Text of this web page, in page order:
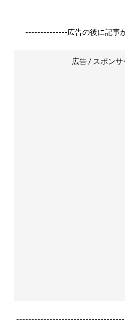
--------------広告の後に記事
広告 / スポンサ